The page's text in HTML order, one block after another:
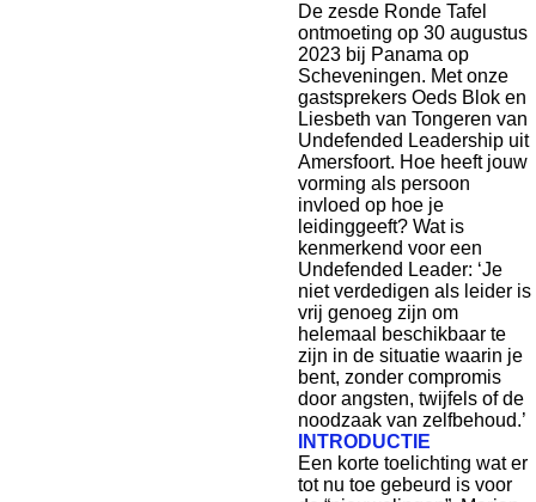
De zesde Ronde Tafel
ontmoeting op 30 augustus
2023 bij Panama op
Scheveningen. Met onze
gastsprekers Oeds Blok en
Liesbeth van Tongeren van
Undefended Leadership uit
Amersfoort. Hoe heeft jouw
vorming als persoon
invloed op hoe je
leidinggeeft? Wat is
kenmerkend voor een
Undefended Leader: ‘Je
niet verdedigen als leider is
vrij genoeg zijn om
helemaal beschikbaar te
zijn in de situatie waarin je
bent, zonder compromis
door angsten, twijfels of de
noodzaak van zelfbehoud.’
INTRODUCTIE
Een korte toelichting wat er
tot nu toe gebeurd is voor